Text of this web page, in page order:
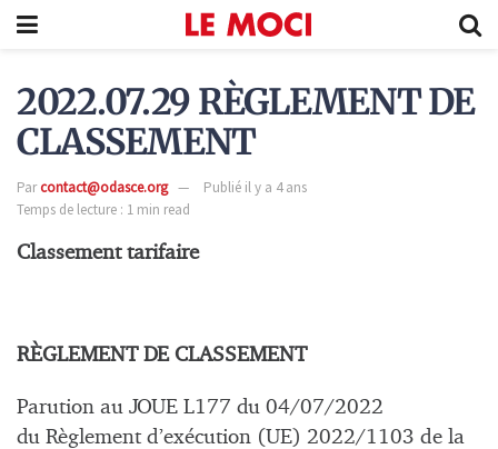
2022.07.29 RÈGLEMENT DE
CLASSEMENT
Parcontact@odasce.org
Publié il y a 4 ans
Temps de lecture : 1 min read
Classement tarifaire
RÈGLEMENT DE CLASSEMENT
Parution au JOUE L177 du 04/07/2022
du Règlement d’exécution (UE) 2022/1103 de la